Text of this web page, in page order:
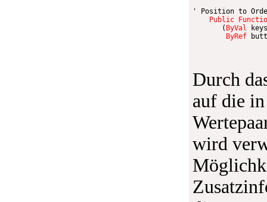
' Position to
Public
( ByVal
ByRef
Durch
auf die
wird